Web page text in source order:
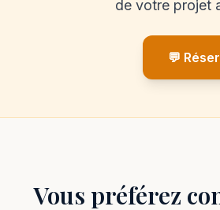
de votre projet
💬
Vous préférez